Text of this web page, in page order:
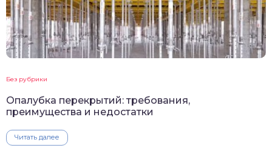
Без рубрики
Опалубка перекрытий: требования,
преимущества и недостатки
Читать далее